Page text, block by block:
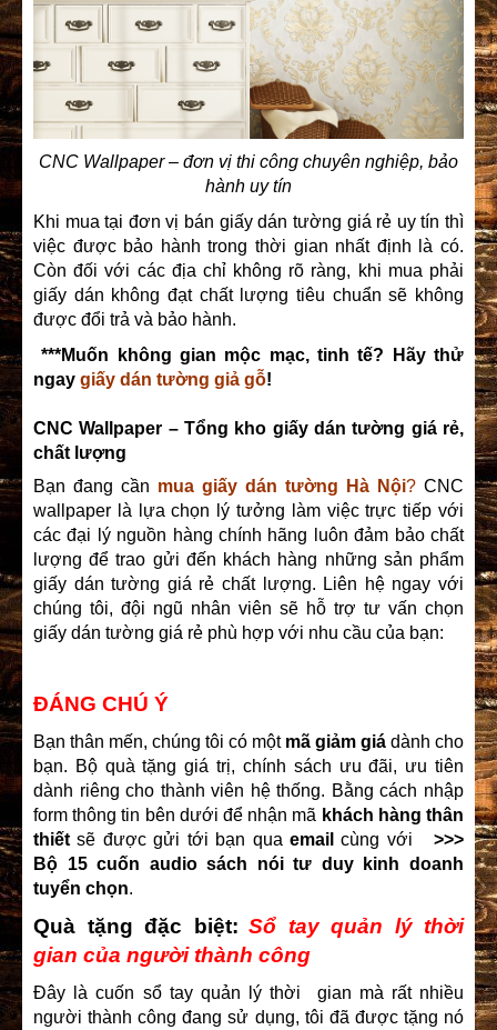
CNC Wallpaper – đơn vị thi công chuyên nghiệp, bảo
hành uy tín
Khi mua tại đơn vị bán giấy dán tường giá rẻ uy tín thì
việc được bảo hành trong thời gian nhất định là có.
Còn đối với các địa chỉ không rõ ràng, khi mua phải
giấy dán không đạt chất lượng tiêu chuẩn sẽ không
được đổi trả và bảo hành.
***Muốn không gian mộc mạc, tinh tế? Hãy thử
ngay giấy dán tường giả gỗ!
CNC Wallpaper – Tổng kho giấy dán tường giá rẻ,
chất lượng
Bạn đang cần mua giấy dán tường Hà Nội? CNC
wallpaper là lựa chọn lý tưởng làm việc trực tiếp với
các đại lý nguồn hàng chính hãng luôn đảm bảo chất
lượng để trao gửi đến khách hàng những sản phẩm
giấy dán tường giá rẻ chất lượng. Liên hệ ngay với
chúng tôi, đội ngũ nhân viên sẽ hỗ trợ tư vấn chọn
giấy dán tường giá rẻ phù hợp với nhu cầu của bạn:
ĐÁNG CHÚ Ý
Bạn thân mến, chúng tôi có một mã giảm giá dành cho
bạn. Bộ quà tặng giá trị, chính sách ưu đãi, ưu tiên
dành riêng cho thành viên hệ thống. Bằng cách nhập
form thông tin bên dưới để nhận mã khách hàng thân
thiết sẽ được gửi tới bạn qua email cùng với>>>
Bộ 15 cuốn audio sách nói tư duy kinh doanh
tuyển chọn.
Quà tặng đặc biệt: Sổ tay quản lý thời
gian của người thành công
Đây là cuốn sổ tay quản lý thời gian mà rất nhiều
người thành công đang sử dụng, tôi đã được tặng nó